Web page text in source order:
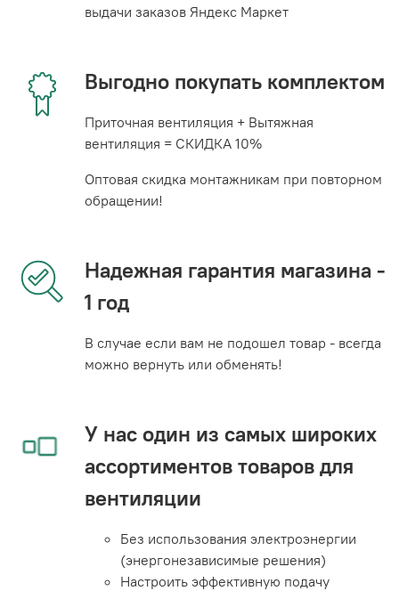
выдачи заказов Яндекс Маркет
Выгодно покупать комплектом
Приточная вентиляция + Вытяжная
вентиляция = СКИДКА 10%
Оптовая скидка монтажникам при повторном
обращении!
Надежная гарантия магазина -
1 год
В случае если вам не подошел товар - всегда
можно вернуть или обменять!
У нас один из самых широких
ассортиментов товаров для
вентиляции
Без использования электроэнергии
(энергонезависимые решения)
Настроить эффективную подачу